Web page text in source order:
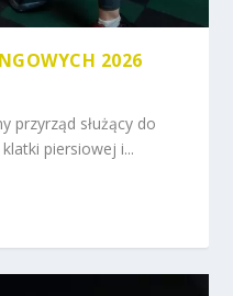
2026
przyrząd służący do
piersiowej i...